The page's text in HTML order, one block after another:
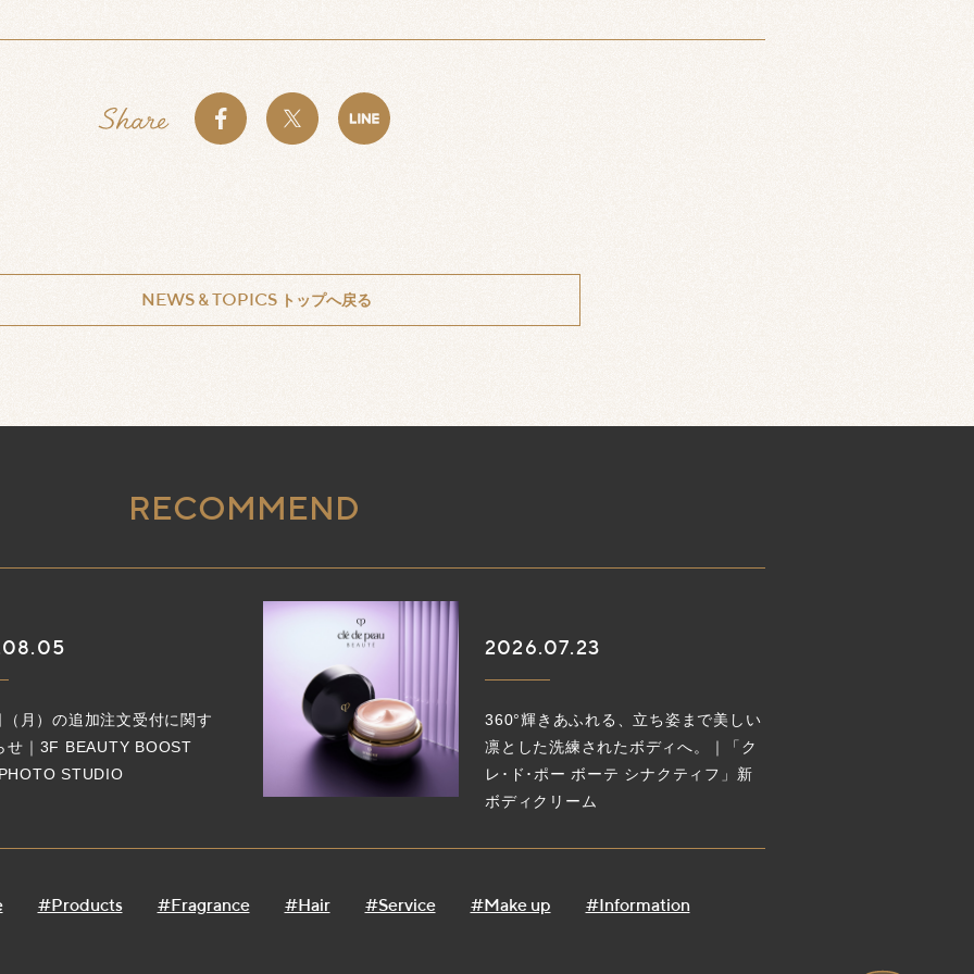
NEWS & TOPICS トップへ戻る
RECOMMEND
月）の追加注文受付に関す
せ｜3F BEAUTY BOOST
STUDIO
2026.07.23
360°輝きあふれる、立ち姿まで美しい
凛とした洗練されたボディへ。｜「ク
レ･ド･ポー ボーテ シナクティフ」新
ボディクリーム
#Products #Fragrance #Hair #Service #Make up #Information